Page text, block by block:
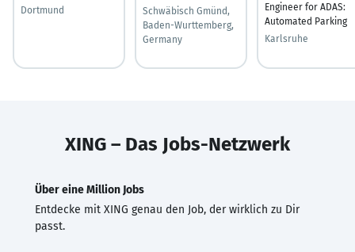
Dortmund
Schwäbisch Gmünd,
Baden-Wurttemberg,
Germany
Engineer for ADAS:
Automated Parking
Karlsruhe
XING – Das Jobs-Netzwerk
Über eine Million Jobs
Entdecke mit XING genau den Job, der wirklich zu Dir
passt.